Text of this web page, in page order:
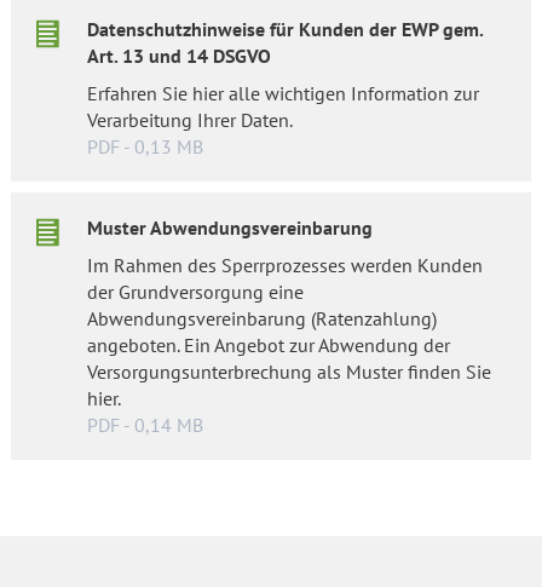
Datenschutzhinweise für Kunden der EWP gem.
Art. 13 und 14 DSGVO
Erfahren Sie hier alle wichtigen Information zur
Verarbeitung Ihrer Daten.
PDF - 0,13 MB
Muster Abwendungsvereinbarung
Im Rahmen des Sperrprozesses werden Kunden
der Grundversorgung eine
Abwendungsvereinbarung (Ratenzahlung)
angeboten. Ein Angebot zur Abwendung der
Versorgungsunterbrechung als Muster finden Sie
hier.
PDF - 0,14 MB